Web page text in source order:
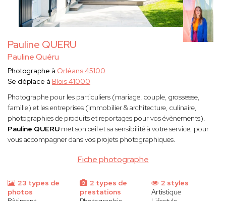
Pauline QUERU
Pauline Quéru
Fiche photographe
Photographe à Orléans 45100
Se déplace à Blois 41000
Photographe pour les particuliers (mariage, couple, grossesse,
famille) et les entreprises (immobilier & architecture, culinaire,
photographies de produits et reportages pour vos évènements).
Pauline QUERU met son œil et sa sensibilité à votre service, pour
vous accompagner dans vos projets photographiques.
23 types de
photos
2 types de
prestations
2 styles
Artistique